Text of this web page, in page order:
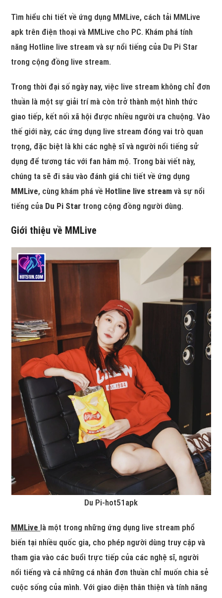
Tìm hiểu chi tiết về ứng dụng MMLive, cách tải MMLive
apk trên điện thoại và MMLive cho PC. Khám phá tính
năng Hotline live stream và sự nổi tiếng của Du Pi Star
trong cộng đồng live stream.
Trong thời đại số ngày nay, việc live stream không chỉ đơn
thuần là một sự giải trí mà còn trở thành một hình thức
giao tiếp, kết nối xã hội được nhiều người ưa chuộng. Vào
thế giới này, các ứng dụng live stream đóng vai trò quan
trọng, đặc biệt là khi các nghệ sĩ và người nổi tiếng sử
dụng để tương tác với fan hâm mộ. Trong bài viết này,
chúng ta sẽ đi sâu vào đánh giá chi tiết về ứng dụng
MMLive, cùng khám phá về Hotline live stream và sự nổi
tiếng của Du Pi Star trong cộng đồng người dùng.
Giới thiệu về MMLive
Du Pi-hot51apk
MMLive là một trong những ứng dụng live stream phổ
biến tại nhiều quốc gia, cho phép người dùng truy cập và
tham gia vào các buổi trực tiếp của các nghệ sĩ, người
nổi tiếng và cả những cá nhân đơn thuần chỉ muốn chia sẻ
cuộc sống của mình. Với giao diện thân thiện và tính năng